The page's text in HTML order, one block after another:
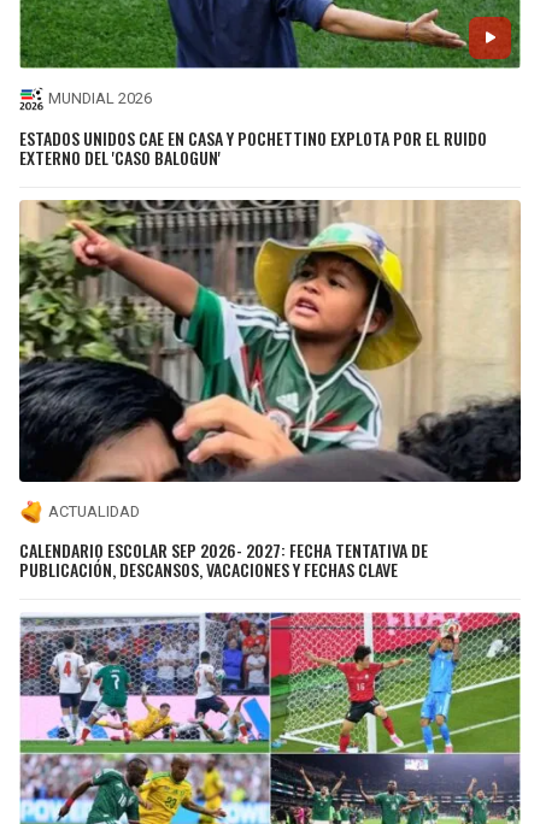
MUNDIAL 2026
ESTADOS UNIDOS CAE EN CASA Y POCHETTINO EXPLOTA POR EL RUIDO
EXTERNO DEL 'CASO BALOGUN'
ACTUALIDAD
CALENDARIO ESCOLAR SEP 2026- 2027: FECHA TENTATIVA DE
PUBLICACIÓN, DESCANSOS, VACACIONES Y FECHAS CLAVE